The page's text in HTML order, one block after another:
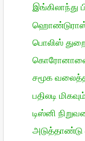
இங்கிலாந்து
ஹொண்டுராஸ்
பொலிஸ்
கொரோனாவை
சமூக
பதிலடி
டிஸ்னி
அடுத்தாண்டு